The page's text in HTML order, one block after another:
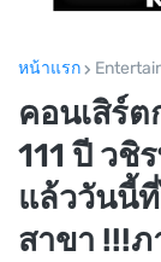
หน้าแรก
คอนเสิร์
111 ปี วชิ
แล้ววันนี้
สาขา !!!